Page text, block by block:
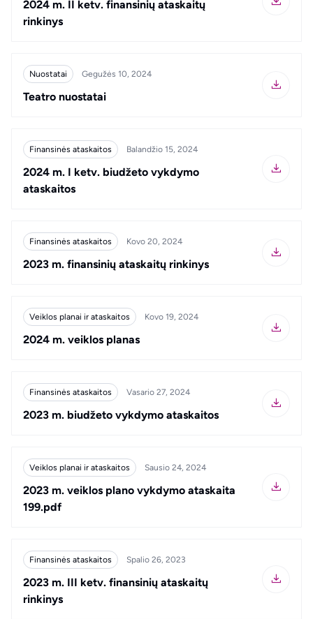
2024 m. II ketv. finansinių ataskaitų
rinkinys
Nuostatai Gegužės 10, 2024
Teatro nuostatai
Finansinės ataskaitos Balandžio 15, 2024
2024 m. I ketv. biudžeto vykdymo
ataskaitos
Finansinės ataskaitos Kovo 20, 2024
2023 m. finansinių ataskaitų rinkinys
Veiklos planai ir ataskaitos Kovo 19, 2024
2024 m. veiklos planas
Finansinės ataskaitos Vasario 27, 2024
2023 m. biudžeto vykdymo ataskaitos
Veiklos planai ir ataskaitos Sausio 24, 2024
2023 m. veiklos plano vykdymo ataskaita
199.pdf
Finansinės ataskaitos Spalio 26, 2023
2023 m. III ketv. finansinių ataskaitų
rinkinys